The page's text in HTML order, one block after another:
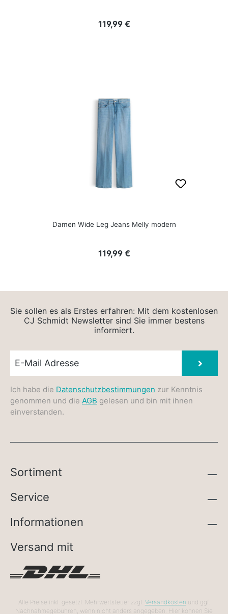
Regulärer Preis:
119,99 €
Damen Wide Leg Jeans Melly modern
Regulärer Preis:
119,99 €
Sie sollen es als Erstes erfahren: Mit dem kostenlosen
CJ Schmidt Newsletter sind Sie immer bestens
informiert.
Ich habe die Datenschutzbestimmungen zur Kenntnis
genommen und die AGB gelesen und bin mit ihnen
einverstanden.
Sortiment
Service
Informationen
Versand mit
Alle Preise inkl. gesetzl. Mehrwertsteuer zzgl. Versandkosten und ggf.
Nachnahmegebühren, wenn nicht anders angegeben. Hier können Sie